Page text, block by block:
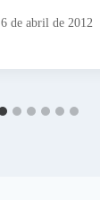
6 de abril de 2012